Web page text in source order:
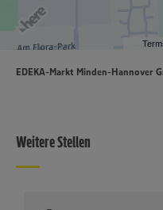
EDEKA-Markt Minden-Hannover
Weitere Stellen